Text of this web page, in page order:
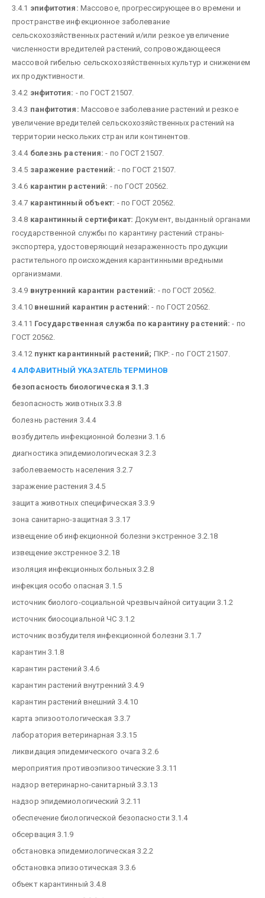
3.4.1 эпифитотия: Массовое, прогрессирующее во времени и
пространстве инфекционное заболевание
сельскохозяйственных растений и/или резкое увеличение
численности вредителей растений, сопровождающееся
массовой гибелью сельскохозяйственных культур и снижением
их продуктивности.
3.4.2 энфитотия: - по ГОСТ 21507.
3.4.3 панфитотия: Массовое заболевание растений и резкое
увеличение вредителей сельскохозяйственных растений на
территории нескольких стран или континентов.
3.4.4болезнь растения: - по ГОСТ 21507.
3.4.5 заражение растений: - по ГОСТ 21507.
3.4.6 карантин растений: - по ГОСТ 20562.
3.4.7 карантинный объект: - по ГОСТ 20562.
3.4.8 карантинный сертификат: Документ, выданный органами
государственной службы по карантину растений страны-
экспортера, удостоверяющий незараженность продукции
растительного происхождения карантинными вредными
организмами.
3.4.9 внутренний карантин растений: - по ГОСТ 20562.
3.4.10внешний карантин растений:- по ГОСТ 20562.
3.4.11 Государственная служба по карантину растений: - по
ГОСТ 20562.
3.4.12 пункт карантинный растений; ПКР: - по ГОСТ 21507.
4 АЛФАВИТНЫЙ УКАЗАТЕЛЬ ТЕРМИНОВ
безопасность биологическая 3.1.3
безопасность животных 3.3.8
болезнь растения 3.4.4
возбудитель инфекционной болезни 3.1.6
диагностика эпидемиологическая 3.2.3
заболеваемость населения 3.2.7
заражение растения 3.4.5
защита животных специфическая 3.3.9
зона санитарно-защитная 3.3.17
извещение об инфекционной болезни экстренное 3.2.18
извещение экстренное 3.2.18
изоляция инфекционных больных 3.2.8
инфекция особо опасная 3.1.5
источник биолого-социальной чрезвычайной ситуации 3.1.2
источник биосоциальной ЧС 3.1.2
источник возбудителя инфекционной болезни 3.1.7
карантин 3.1.8
карантин растений 3.4.6
карантин растений внутренний 3.4.9
карантин растений внешний 3.4.10
карта эпизоотологическая 3.3.7
лаборатория ветеринарная 3.3.15
ликвидация эпидемического очага 3.2.6
мероприятия противоэпизоотические 3.3.11
надзор ветеринарно-санитарный 3.3.13
надзор эпидемиологический 3.2.11
обеспечение биологической безопасности 3.1.4
обсервация 3.1.9
обстановка эпидемиологическая 3.2.2
обстановка эпизоотическая 3.3.6
объект карантинный 3.4.8